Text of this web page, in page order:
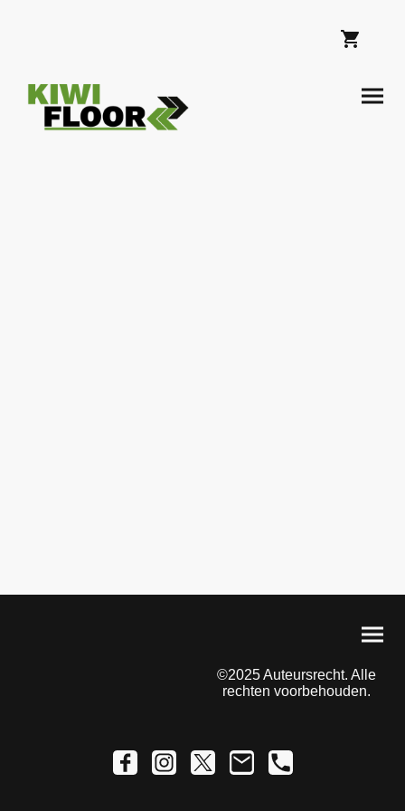
©2025 Auteursrecht. Alle
rechten voorbehouden.